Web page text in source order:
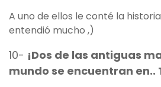
A uno de ellos le conté la
entendió mucho ,)
10- ¡Dos de las antiguas
mundo se encuentran en..